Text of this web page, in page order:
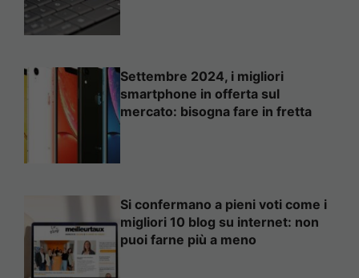
Settembre 2024, i migliori
smartphone in offerta sul
mercato: bisogna fare in fretta
Si confermano a pieni voti come i
migliori 10 blog su internet: non
puoi farne più a meno